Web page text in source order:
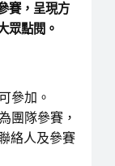
賽，呈現方
眾點閱。
參加。
團隊參賽，
絡人及參賽